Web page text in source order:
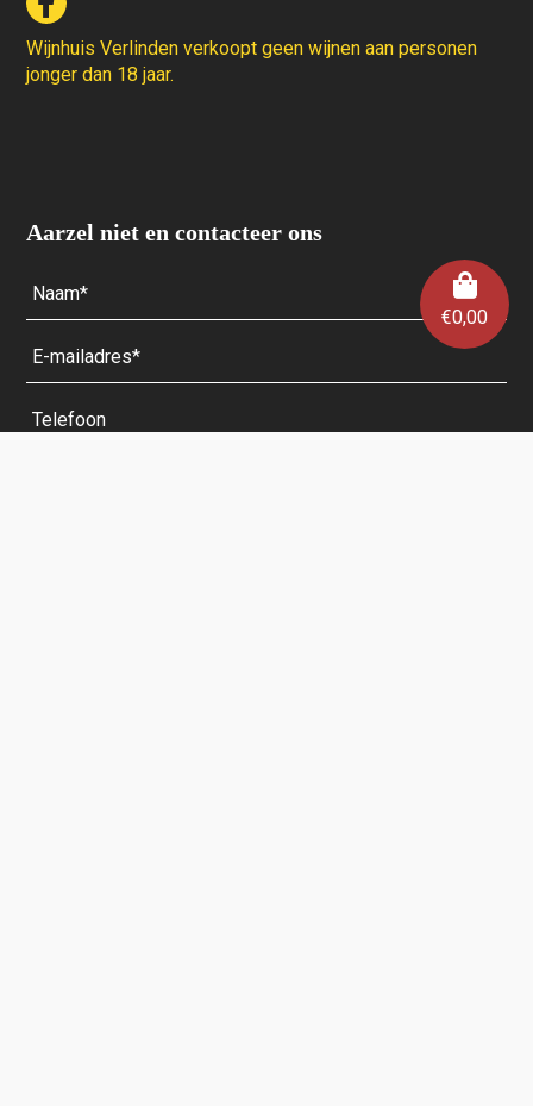
€0,00
Wijnhuis Verlinden verkoopt geen wijnen aan personen
jonger dan 18 jaar.
Aarzel niet en contacteer ons